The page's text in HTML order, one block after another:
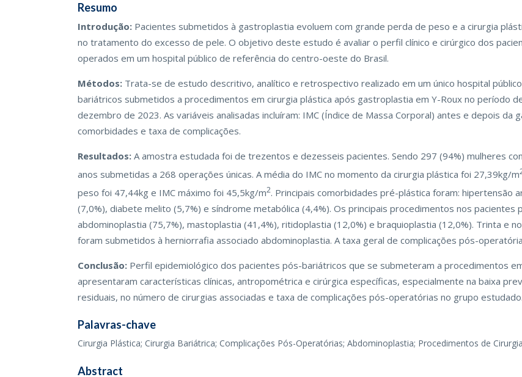
Resumo
Introdução: Pacientes submetidos à gastroplastia evoluem com grande perda de peso e a cirurgia
no tratamento do excesso de pele. O objetivo deste estudo é avaliar o perfil clínico e cirúrgico dos
operados em um hospital público de referência do centro-oeste do Brasil.
Métodos: Trata-se de estudo descritivo, analítico e retrospectivo realizado em um único hospital
bariátricos submetidos a procedimentos em cirurgia plástica após gastroplastia em Y-Roux no período
dezembro de 2023. As variáveis analisadas incluíram: IMC (Índice de Massa Corporal) antes e depois da
comorbidades e taxa de complicações.
Resultados: A amostra estudada foi de trezentos e dezesseis pacientes. Sendo 297 (94%) mulheres
anos submetidas a 268 operações únicas. A média do IMC no momento da cirurgia plástica foi 27,39kg/m
peso foi 47,44kg e IMC máximo foi 45,5kg/m2. Principais comorbidades pré-plástica foram: hipertensão
(7,0%), diabete melito (5,7%) e síndrome metabólica (4,4%). Os principais procedimentos nos pacientes
abdominoplastia (75,7%), mastoplastia (41,4%), ritidoplastia (12,0%) e braquioplastia (12,0%). Trinta e
foram submetidos à herniorrafia associado abdominoplastia. A taxa geral de complicações pós-
Conclusão: Perfil epidemiológico dos pacientes pós-bariátricos que se submeteram a procedimentos
apresentaram características clínicas, antropométrica e cirúrgica específicas, especialmente na baixa
residuais, no número de cirurgias associadas e taxa de complicações pós-operatórias no grupo estudado.
Palavras-chave
Cirurgia Plástica; Cirurgia Bariátrica; Complicações Pós-Operatórias; Abdominoplastia; Procedimentos de
Abstract